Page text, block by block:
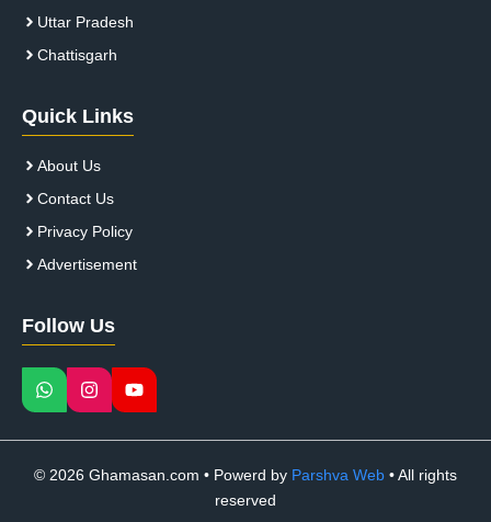
Uttar Pradesh
Chattisgarh
Quick Links
About Us
Contact Us
Privacy Policy
Advertisement
Follow Us
© 2026 Ghamasan.com • Powerd by Parshva Web • All rights
reserved